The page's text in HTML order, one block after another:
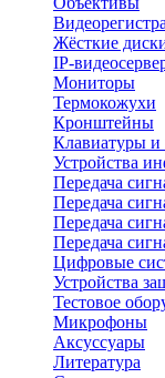
Жёсткие
IP-
Мониторы
Термокожухи
Кронштейны
Клавиатуры и
Устройства
Передача
Передача
Передача
Передача
Цифровые
Устройства
Тестовое
Микрофоны
Аксуссуары
Литература